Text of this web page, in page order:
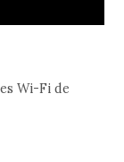
Wi-Fi de